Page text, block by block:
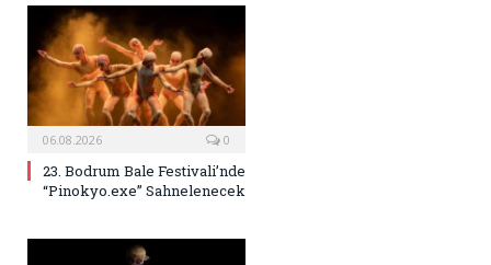
06.08.2026 0
23. Bodrum Bale Festivali’nde
“Pinokyo.exe” Sahnelenecek